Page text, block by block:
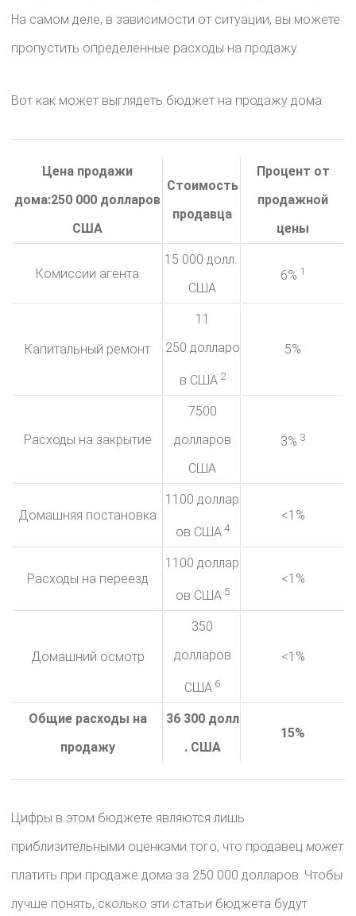
На самом деле, в зависимости от ситуации, вы можете
пропустить определенные расходы на продажу.
Вот как может выглядеть бюджет на продажу дома:
Цена продажи
дома:250 000 долларов
США
Стоимость
продавца
Процент от
продажной
цены
Комиссии агента
15 000 долл.
США
6% 1
Капитальный ремонт
11
250 долларо
в США 2
5%
Расходы на закрытие
7500
долларов
США
3% 3
Домашняя постановка
1100 доллар
ов США 4
<1%
Расходы на переезд
1100 доллар
ов США 5
<1%
Домашний осмотр
350
долларов
США 6
<1%
Общие расходы на
продажу
36 300 долл
. США
15%
Цифры в этом бюджете являются лишь
приблизительными оценками того, что продавец может
платить при продаже дома за 250 000 долларов. Чтобы
лучше понять, сколько эти статьи бюджета будут